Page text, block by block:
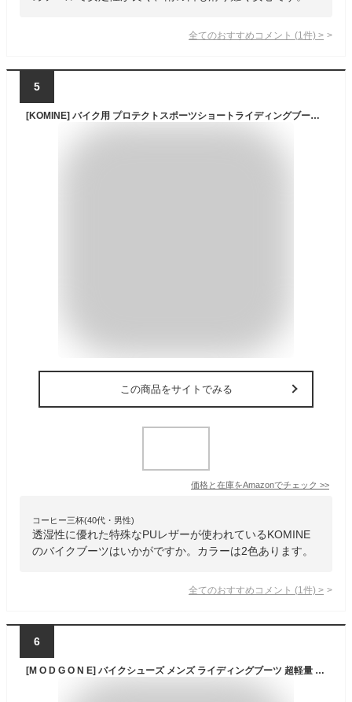
全てのおすすめコメント (1 件) >
5
[KOMINE] バイク用 プロテクトスポーツショートライディングブーツ BK-067 799 防水 05-067 ブラック 26.0 cm
この商品をサイトでみる
価格と在庫をAmazonでチェック >>
コーヒー三杯(40代・男性)
透湿性に優れた特殊なPUレザーが使われているKOMINE
のバイクブーツはいかがですか。カラーは2色あります。
全てのおすすめコメント (1 件) >
6
[M O D G O N E] バイクシューズ メンズ ライディングブーツ 超軽量 オートバイ靴 レーシングブーツ カジュアル バイク用 ライディングシューズ スニーカー 耐摩 滑り止め 通気 バイク用品 男女兼用24.5~29.5cm (ブラック, 27.5 cm)